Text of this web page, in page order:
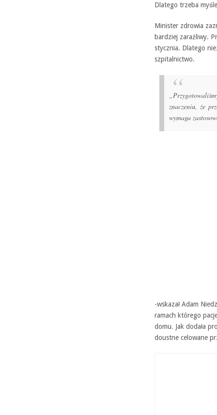
Dlatego trzeba
Minister zdrowia
bardziej zaraźliwy.
stycznia. Dlatego
szpitalnictwo.
znaczeniu, że
wymaga
-wskazał Adam
ramach którego
domu. Jak dodała
doustne celowane